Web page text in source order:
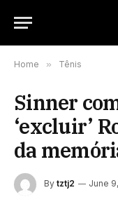
Home » Tênis
Sinner
‘excluir’
da
By tztj2 June